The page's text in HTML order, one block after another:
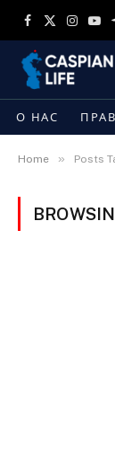
Facebook
X
О НАС
Home » Posts